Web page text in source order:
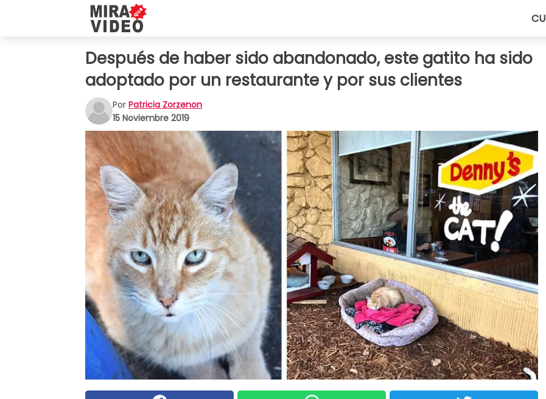
Después de haber sido abandonado, este gatito ha sido
adoptado por un restaurante y por sus clientes
Por Patricia Zorzenon
15 Noviembre 2019